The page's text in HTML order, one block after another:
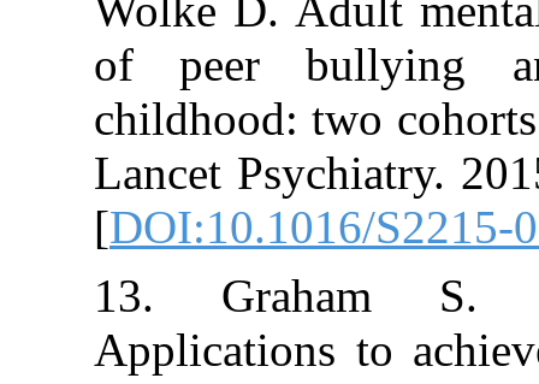
of peer
childhood: two
Lancet
[DOI:10.1016/
13.
Applications